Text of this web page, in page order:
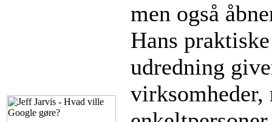
men også
Hans
udredning
virksomheder,